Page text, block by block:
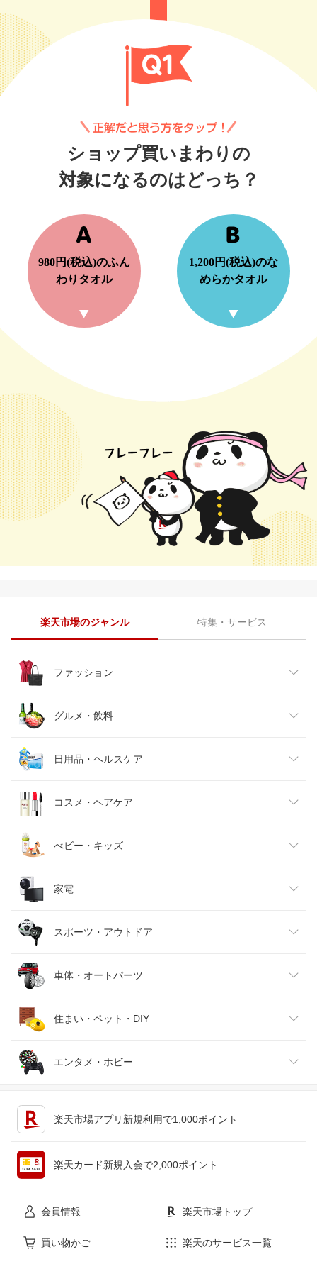
ショップ買いまわりの
対象になるのはどっち？
980円(税込)のふん
わりタオル
1,200円(税込)のな
めらかタオル
楽天市場のジャンル 特集・サービス
ファッション
レディースファッション
メンズファッション
キッズファッション
ベビーファッション
インナー・下着・ナイトウェア
バッグ・小物・ブランド雑貨
靴
腕時計
ジュエリー・アクセサリー
グルメ・飲料
食品
スイーツ・お菓子
水・ソフトドリンク
ビール・洋酒
ワイン
日本酒・焼酎
日用品・ヘルスケア
日用品雑貨・文房具・手芸
ダイエット・健康
医薬品・コンタクト・介護
コスメ・ヘアケア
美容・コスメ・香水
べビー・キッズ
キッズ・ベビー・マタニティ
おもちゃ
家電
家電
TV・オーディオ・カメラ
スマートフォン・タブレット
パソコン・周辺機器
スポーツ・アウトドア
スポーツ・アウトドア
ゴルフ
車体・オートパーツ
車用品・バイク用品
車・バイク
住まい・ペット・DIY
インテリア・寝具・収納
エンタメ・ホビー
楽天市場アプリ新規利用で1,000ポイント
楽天カード新規入会で2,000ポイント
会員情報 楽天市場トップ
買い物かご 楽天のサービス一覧